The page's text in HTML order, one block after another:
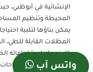
الإنشائية في أبوظبي،
المحيطة وتنظيم
يمكن بناؤها لتلبية
المظلات القابلة للطي،
كل نوع له استخداماته
للطي مناسبة للمساحات
واتس آب